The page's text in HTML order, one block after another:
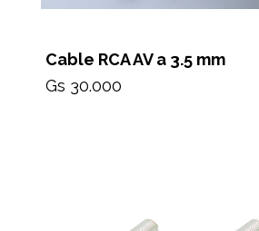
Cable RCA AV a 3.5 mm
Gs 30.000